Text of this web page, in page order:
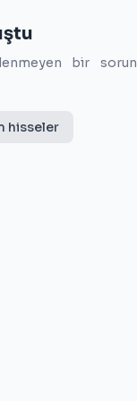
bir sorun
hisseler